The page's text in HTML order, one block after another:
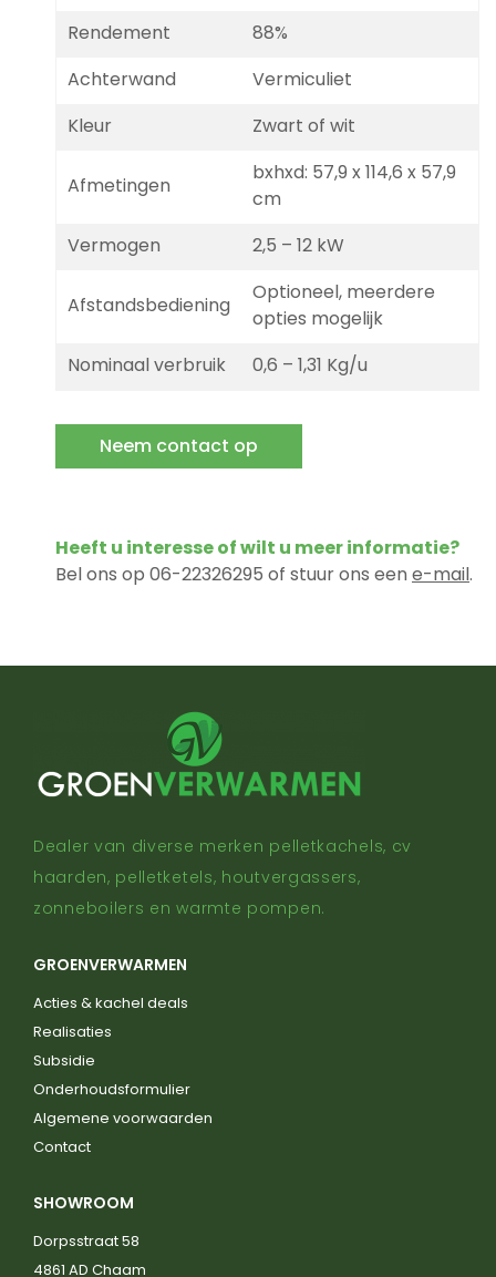
Rendement
88%
Achterwand
Vermiculiet
Kleur
Zwart of wit
Afmetingen
bxhxd: 57,9 x 114,6 x 57,9
cm
Vermogen
2,5 – 12 kW
Afstandsbediening
Optioneel, meerdere
opties mogelijk
Nominaal verbruik
0,6 – 1,31 Kg/u
Neem contact op
Heeft u interesse of wilt u meer informatie?
Bel ons op 06-22326295 of stuur ons een e-mail.
Dealer van diverse merken pelletkachels, cv
haarden, pelletketels, houtvergassers,
zonneboilers en warmte pompen.
GROENVERWARMEN
Acties & kachel deals
Realisaties
Subsidie
Onderhoudsformulier
Algemene voorwaarden
Contact
SHOWROOM
Dorpsstraat 58
4861 AD Chaam